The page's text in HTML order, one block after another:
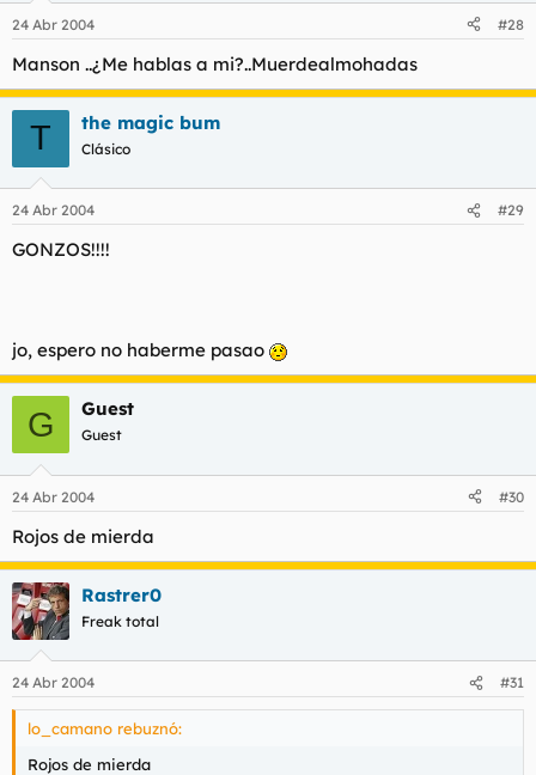
24 Abr 2004 #28
Manson ..¿Me hablas a mi?..Muerdealmohadas
T the magic bum
Clásico
24 Abr 2004 #29
GONZOS!!!!
jo, espero no haberme pasao
G Guest
Guest
24 Abr 2004 #30
Rojos de mierda
Rastrer0
Freak total
24 Abr 2004 #31
lo_camano rebuznó:
Rojos de mierda